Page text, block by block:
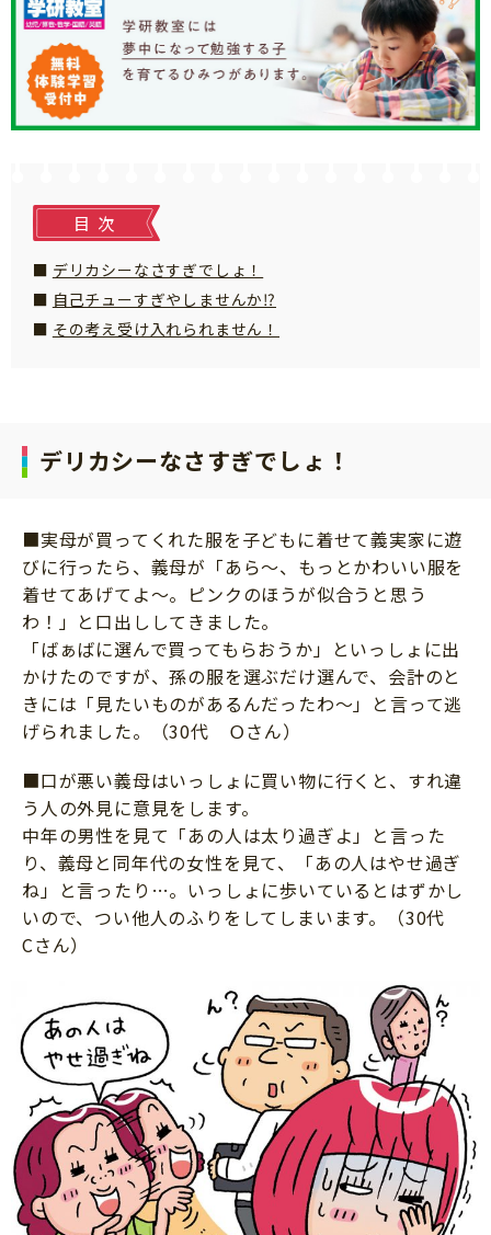
知育
「こそだてまっぷ」とは
個⼈情報について
お問い合わせ
目次
デリカシーなさすぎでしょ！
自己チューすぎやしませんか⁉
その考え受け入れられません！
デリカシーなさすぎでしょ！
■実母が買ってくれた服を子どもに着せて義実家に遊
びに行ったら、義母が「あら～、もっとかわいい服を
着せてあげてよ～。ピンクのほうが似合うと思う
わ！」と口出ししてきました。
「ばぁばに選んで買ってもらおうか」といっしょに出
かけたのですが、孫の服を選ぶだけ選んで、会計のと
きには「見たいものがあるんだったわ～」と言って逃
げられました。（30代 Ｏさん）
■口が悪い義母はいっしょに買い物に行くと、すれ違
う人の外見に意見をします。
中年の男性を見て「あの人は太り過ぎよ」と言った
り、義母と同年代の女性を見て、「あの人はやせ過ぎ
ね」と言ったり…。いっしょに歩いているとはずかし
いので、つい他人のふりをしてしまいます。（30代
Cさん）